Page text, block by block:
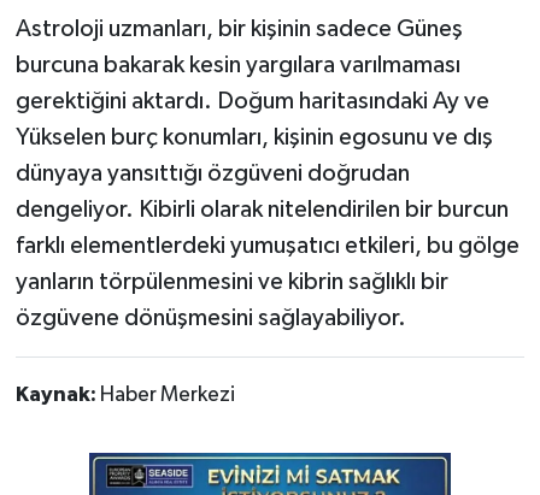
Astroloji uzmanları, bir kişinin sadece Güneş
burcuna bakarak kesin yargılara varılmaması
gerektiğini aktardı. Doğum haritasındaki Ay ve
Yükselen burç konumları, kişinin egosunu ve dış
dünyaya yansıttığı özgüveni doğrudan
dengeliyor. Kibirli olarak nitelendirilen bir burcun
farklı elementlerdeki yumuşatıcı etkileri, bu gölge
yanların törpülenmesini ve kibrin sağlıklı bir
özgüvene dönüşmesini sağlayabiliyor.
Kaynak: Haber Merkezi